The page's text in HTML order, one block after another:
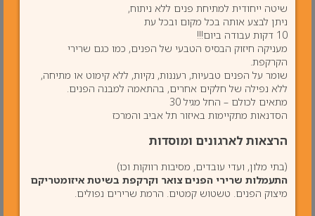
שיטה ייחודית למתיחת פנים ללא ניתוח,
ניתן לבצע אותה בכל מקום ובכל עת
10 דקות עבודה ביום!!!
מעניקה חיזוק הבסיס הטבעי של הפנים, כמו כגם שרירי
הקרקפת.
שומר על הפנים טבעיות, רעננות, נקיות, ללא קימוט או מתיחה,
ללא נפילה של חלקים אחרים, בהתאמה למבנה הפנים.
מתאים לכולם – החל מגיל 30
הסדנאות מתקיימות באיזור תל אביב והמרכז
הרצאות לארגונים ומוסדות
(בתי מלון, ועדי עובדים, מסיבות רווקות וכו)
התעמלות שרירי הפנים צואר וקרקפת בשיטת איזומטריקם
מיצוק הפנים. טשטוש קמטים. הרמת שרירים נפולים.